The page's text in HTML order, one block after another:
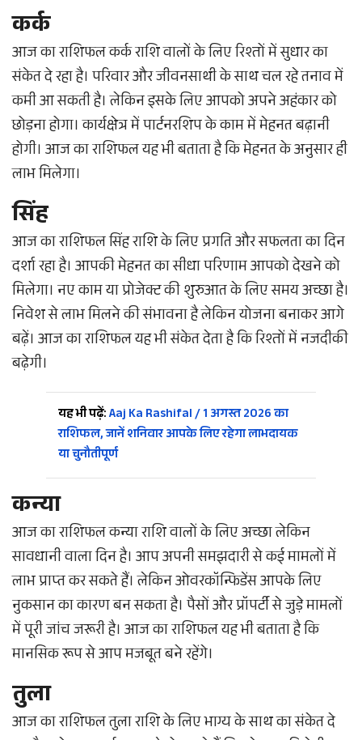
कर्क
आज का राशिफल कर्क राशि वालों के लिए रिश्तों में सुधार का
संकेत दे रहा है। परिवार और जीवनसाथी के साथ चल रहे तनाव में
कमी आ सकती है। लेकिन इसके लिए आपको अपने अहंकार को
छोड़ना होगा। कार्यक्षेत्र में पार्टनरशिप के काम में मेहनत बढ़ानी
होगी। आज का राशिफल यह भी बताता है कि मेहनत के अनुसार ही
लाभ मिलेगा।
सिंह
आज का राशिफल सिंह राशि के लिए प्रगति और सफलता का दिन
दर्शा रहा है। आपकी मेहनत का सीधा परिणाम आपको देखने को
मिलेगा। नए काम या प्रोजेक्ट की शुरुआत के लिए समय अच्छा है।
निवेश से लाभ मिलने की संभावना है लेकिन योजना बनाकर आगे
बढ़ें। आज का राशिफल यह भी संकेत देता है कि रिश्तों में नजदीकी
बढ़ेगी।
यह भी पढ़ें:Aaj Ka Rashifal / 1 अगस्त 2026 का
राशिफल, जानें शनिवार आपके लिए रहेगा लाभदायक
या चुनौतीपूर्ण
कन्या
आज का राशिफल कन्या राशि वालों के लिए अच्छा लेकिन
सावधानी वाला दिन है। आप अपनी समझदारी से कई मामलों में
लाभ प्राप्त कर सकते हैं। लेकिन ओवरकॉन्फिडेंस आपके लिए
नुकसान का कारण बन सकता है। पैसों और प्रॉपर्टी से जुड़े मामलों
में पूरी जांच जरूरी है। आज का राशिफल यह भी बताता है कि
मानसिक रूप से आप मजबूत बने रहेंगे।
तुला
आज का राशिफल तुला राशि के लिए भाग्य के साथ का संकेत दे